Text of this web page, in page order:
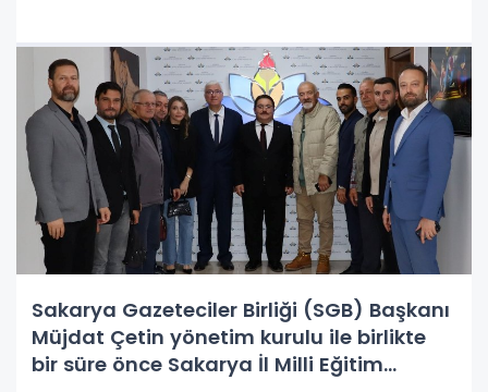
Sakarya Gazeteciler Birliği (SGB) Başkanı
Müjdat Çetin yönetim kurulu ile birlikte
bir süre önce Sakarya İl Milli Eğitim